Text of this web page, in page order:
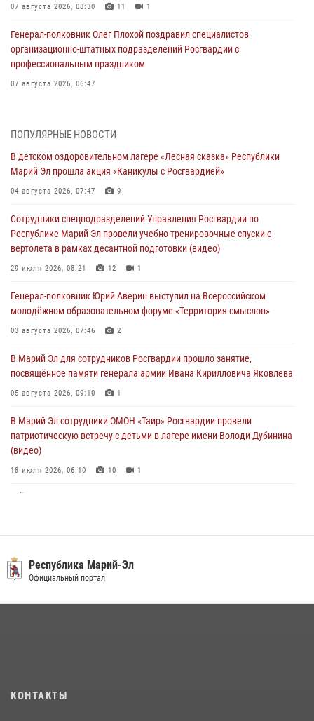
07 августа 2026, 08:30 11 1
Генерал-полковник Олег Плохой поздравил специалистов
организационно-штатных подразделений Росгвардии с
профессиональным праздником
07 августа 2026, 06:47
Всероссийском семинаре в Нижнем Новгороде (видео)
07 августа 2026, 06:25 8 1
Команда «Росгвардия» принимает участие в военно-спортивном
07 августа 2026, 05:43 10
Представитель вневедомственной охраны Управления Росгвардии
по Республике Марий Эл принял участие в учебно-методическом
06 августа 2026, 09:37 10
В Марий Эл сотрудники ЛРР Росгвардии за прошедший месяц
06 августа 2026, 08:00
В Марий Эл сотрудники вневедомственной охраны Росгвардии за
05 августа 2026, 09:44
ПОПУЛЯРНЫЕ НОВОСТИ
В детском оздоровительном лагере «Лесная сказка» Республики
Марий Эл прошла акция «Каникулы с Росгвардией»
04 августа 2026, 07:47 9
Сотрудники спецподразделений Управления Росгвардии по
Республике Марий Эл провели учебно-тренировочные спуски с
вертолета в рамках десантной подготовки (видео)
29 июля 2026, 08:21 12 1
Генерал-полковник Юрий Аверин выступил на Всероссийском
молодёжном образовательном форуме «Территория смыслов»
03 августа 2026, 07:46 2
В Марий Эл для сотрудников Росгвардии прошло занятие,
посвящённое памяти генерала армии Ивана Кирилловича Яковлева
05 августа 2026, 09:10 1
В Марий Эл сотрудники ОМОН «Таир» Росгвардии провели
патриотическую встречу с детьми в лагере имени Володи Дубинина
(видео)
18 июля 2026, 06:10 10 1
В Марий Эл сотрудники Росгвардии присоединились к масштабной
донорской акции (видео)
Управление Росгвардии по Республике Марий Эл приняло участие в
Республика Марий-Эл
Официальный портал
КОНТАКТЫ